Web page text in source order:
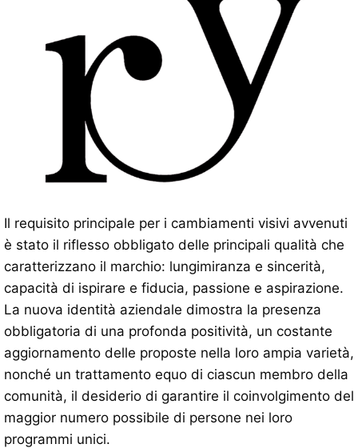
Il requisito principale per i cambiamenti visivi avvenuti
è stato il riflesso obbligato delle principali qualità che
caratterizzano il marchio: lungimiranza e sincerità,
capacità di ispirare e fiducia, passione e aspirazione.
La nuova identità aziendale dimostra la presenza
obbligatoria di una profonda positività, un costante
aggiornamento delle proposte nella loro ampia varietà,
nonché un trattamento equo di ciascun membro della
comunità, il desiderio di garantire il coinvolgimento del
maggior numero possibile di persone nei loro
programmi unici.